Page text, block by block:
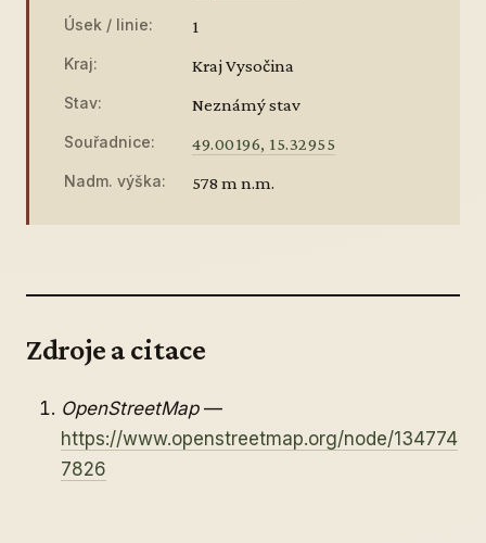
Úsek / linie: 1
Kraj: Kraj Vysočina
Stav: Neznámý stav
Souřadnice: 49.00196, 15.32955
Nadm. výška: 578 m n.m.
Zdroje a citace
OpenStreetMap—
https://www.openstreetmap.org/node/134774
7826